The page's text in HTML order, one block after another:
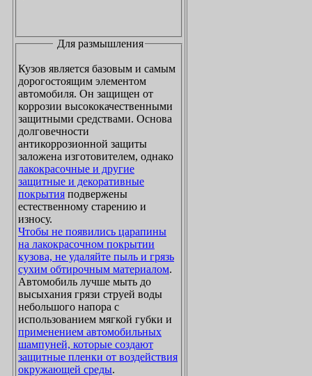
Для размышления
Кузов является базовым и самым
дорогостоящим элементом
автомобиля. Он защищен от
коррозии высококачественными
защитными средствами. Основа
долговечности
антикоррозионной защиты
заложена изготовителем, однако
лакокрасочные и другие
защитные и декоративные
покрытия подвержены
естественному старению и
износу.
Чтобы не появились царапины
на лакокрасочном покрытии
кузова, не удаляйте пыль и грязь
сухим обтирочным материалом.
Автомобиль лучше мыть до
высыхания грязи струей воды
небольшого напора с
использованием мягкой губки и
применением автомобильных
шампуней, которые создают
защитные пленки от воздействия
окружающей среды.